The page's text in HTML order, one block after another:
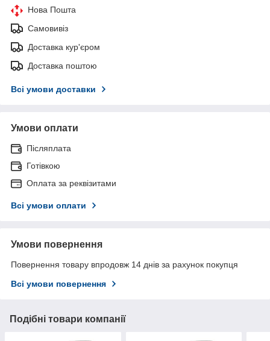
Нова Пошта
Самовивіз
Доставка кур'єром
Доставка поштою
Всі умови доставки
Умови оплати
Післяплата
Готівкою
Оплата за реквізитами
Всі умови оплати
Умови повернення
Повернення товару впродовж 14 днів за рахунок покупця
Всі умови повернення
Подібні товари компанії